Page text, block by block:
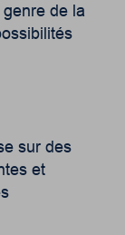
de la
sur des
et